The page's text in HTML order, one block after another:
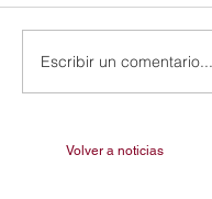
Escribir un comentario...
Volver a noticias